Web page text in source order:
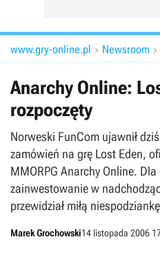
www.gry-online.pl  Newsroom 
Anarchy Online:
rozpoczęty
Norweski FunCom ujawnił
zamówień na grę Lost Eden,
MMORPG Anarchy Online.
zainwestowanie w
przewidział miłą
Marek Grochowski14 listopada 2006